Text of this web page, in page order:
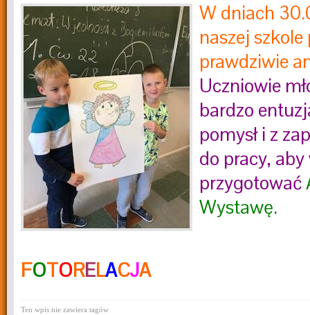
W dniach
naszej
prawdziwie
Uczniowie
bardzo
pomysł i z
do pracy,
przygotować
Wystawę.
FOTORELACJA
Ten wpis nie zawiera tagów